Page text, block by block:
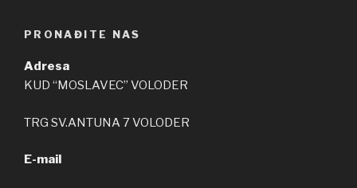
PRONAĐITE NAS
Adresa
KUD “MOSLAVEC” VOLODER
TRG SV.ANTUNA 7 VOLODER
E-mail